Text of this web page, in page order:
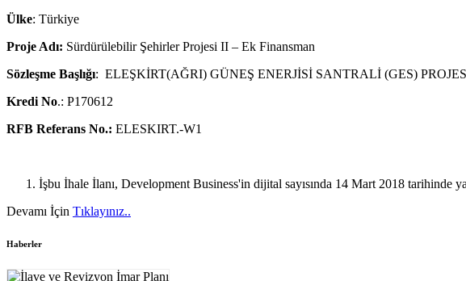
Ülke: Türkiye
Proje Adı: Sürdürülebilir Şehirler Projesi II – Ek Finansman
Sözleşme Başlığı: ELEŞKİRT(AĞRI) GÜNEŞ ENERJİSİ SANTRALİ (GES)
Kredi No.: P170612
RFB Referans No.: ELESKIRT.-W1
İşbu İhale İlanı, Development Business'in dijital sayısında 14 Mart 2018 tarihinde
Devamı İçin Tıklayınız..
Haberler